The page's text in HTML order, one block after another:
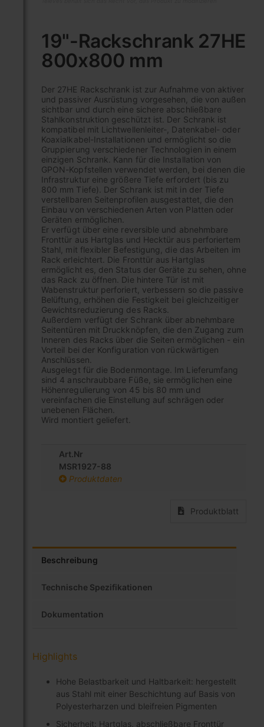
19"-Rackschrank 27HE
800x800 mm
Der 27HE Rackschrank ist zur Aufnahme von aktiver
und passiver Ausrüstung vorgesehen, die von außen
sichtbar und durch eine sichere abschließbare
Stahlkonstruktion geschützt ist. Der Schrank ist
kompatibel mit Lichtwellenleiter-, Datenkabel- oder
Koaxialkabel-Installationen und ermöglicht so die
Gruppierung verschiedener Technologien in einem
einzigen Schrank. Kann für die Installation von
GPON-Kopfstellen verwendet werden, bei denen die
Infrastruktur eine größere Tiefe erfordert (bis zu
800 mm Tiefe). Der Schrank ist mit in der Tiefe
verstellbaren Seitenprofilen ausgestattet, die den
Einbau von verschiedenen Arten von Platten oder
Geräten ermöglichen.
Er verfügt über eine reversible und abnehmbare
Fronttür aus Hartglas und Hecktür aus perforiertem
Stahl, mit flexibler Befestigung, die das Arbeiten im
Rack erleichtert. Die Fronttür aus Hartglas
ermöglicht es, den Status der Geräte zu sehen, ohne
das Rack zu öffnen. Die hintere Tür ist mit
Wabenstruktur perforiert, verbessern so die passive
Belüftung, erhöhen die Festigkeit bei gleichzeitiger
Gewichtsreduzierung des Racks.
Außerdem verfügt der Schrank über abnehmbare
Seitentüren mit Druckknöpfen, die den Zugang zum
Inneren des Racks über die Seiten ermöglichen - ein
Vorteil bei der Konfiguration von rückwärtigen
Anschlüssen.
Ausgelegt für die Bodenmontage. Im Lieferumfang
sind 4 anschraubbare Füße, sie ermöglichen eine
Höhenregulierung von 45 bis 80 mm und
vereinfachen die Einstellung auf schrägen oder
unebenen Flächen.
Wird montiert geliefert.
Art.Nr
MSR1927-88
Produktdaten
Produktblatt
der
Bildgalerie
springen
Beschreibung
Technische Spezifikationen
Dokumentation
Highlights
Hohe Belastbarkeit und Haltbarkeit: hergestellt
aus Stahl mit einer Beschichtung auf Basis von
Polyesterharzen und bleifreien Pigmenten
Sicherheit: Hartglas, abschließbare Fronttür